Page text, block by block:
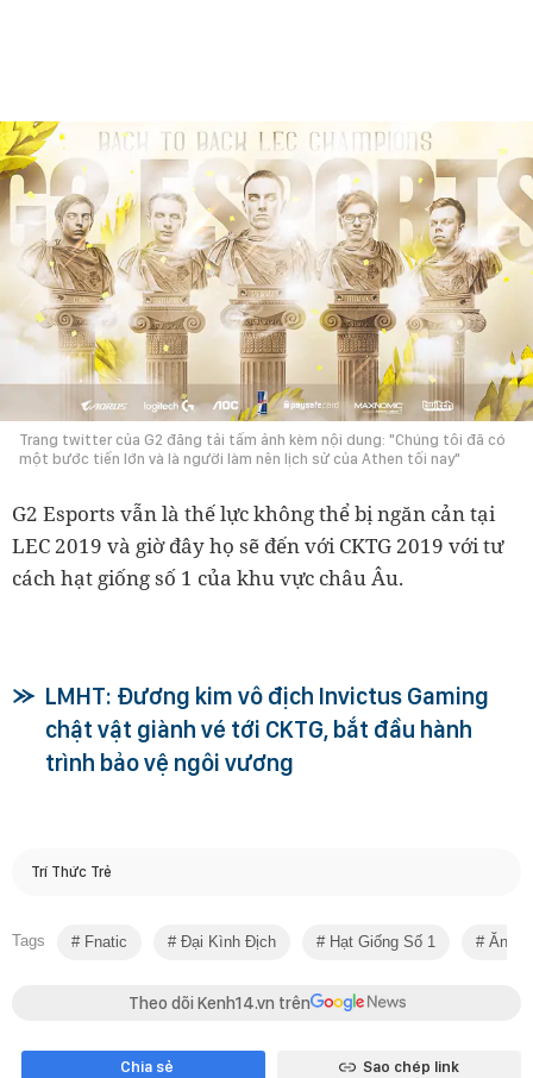
Trang twitter của G2 đăng tải tấm ảnh kèm nội dung: "Chúng tôi đã có
một bước tiến lớn và là người làm nên lịch sử của Athen tối nay"
G2 Esports vẫn là thế lực không thể bị ngăn cản tại
LEC 2019 và giờ đây họ sẽ đến với CKTG 2019 với tư
cách hạt giống số 1 của khu vực châu Âu.
LMHT: Đương kim vô địch Invictus Gaming
chật vật giành vé tới CKTG, bắt đầu hành
trình bảo vệ ngôi vương
Trí Thức Trẻ
Tags Fnatic Đại Kình Địch Hạt Giống Số 1 Ăn
Theo dõi Kenh14.vn trên
Chia sẻ Sao chép link